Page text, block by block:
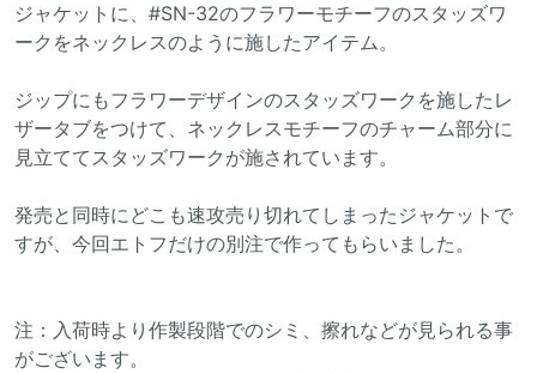
ジャケットに、#SN-32のフラワーモチーフのスタッズワ
ークをネックレスのように施したアイテム。
ジップにもフラワーデザインのスタッズワークを施したレ
ザータブをつけて、ネックレスモチーフのチャーム部分に
見立ててスタッズワークが施されています。
発売と同時にどこも速攻売り切れてしまったジャケットで
すが、今回エトフだけの別注で作ってもらいました。
注：入荷時より作製段階でのシミ、擦れなどが見られる事
がございます。